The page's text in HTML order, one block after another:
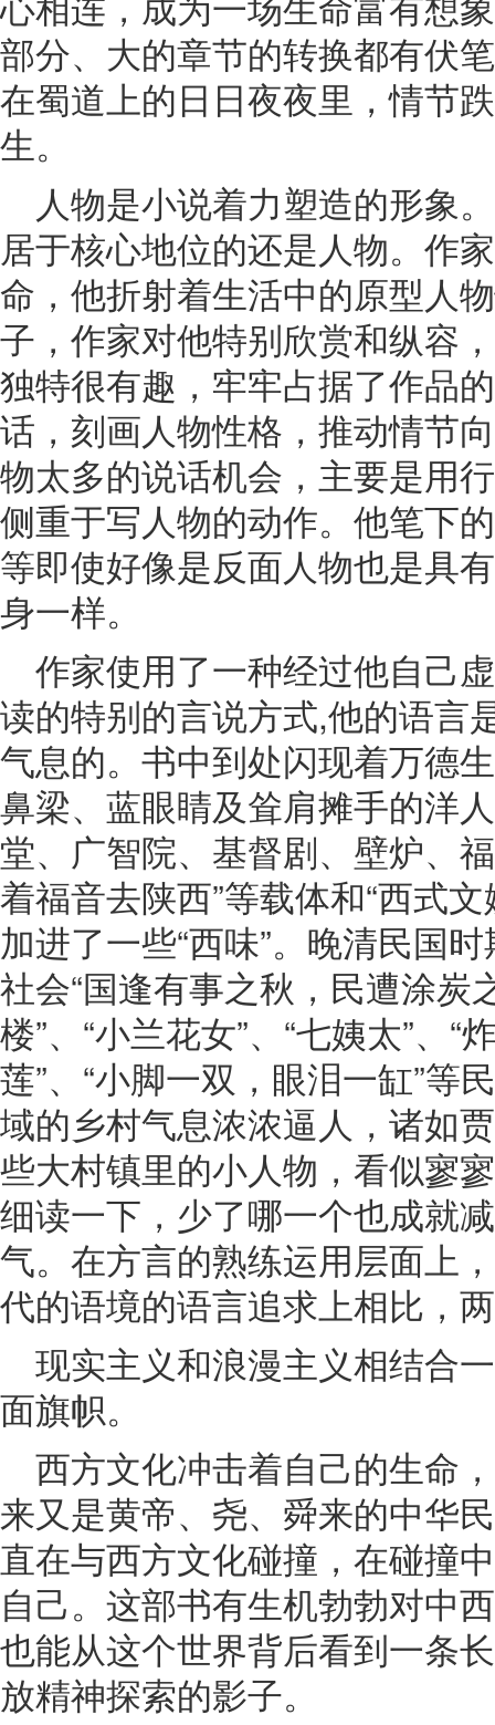
部分、大的章节的转换都有伏
在蜀道上的日日夜夜里，情节
生。
人物是小说着力塑造的形象
居于核心地位的还是人物。作
命，他折射着生活中的原型人
子，作家对他特别欣赏和纵容
独特很有趣，牢牢占据了作品
话，刻画人物性格，推动情节
物太多的说话机会，主要是用
侧重于写人物的动作。他笔下
等即使好像是反面人物也是具
身一样。
作家使用了一种经过他自己
读的特别的言说方式,他的语言
气息的。书中到处闪现着万德
鼻梁、蓝眼睛及耸肩摊手的洋
堂、广智院、基督剧、壁炉、
着福音去陕西”等载体和“西式
加进了一些“西味”。晚清民国
社会“国逢有事之秋，民遭涂炭
楼”、“小兰花女”、“七姨太”、“
莲”、“小脚一双，眼泪一缸”等
域的乡村气息浓浓逼人，诸如
些大村镇里的小人物，看似寥
细读一下，少了哪一个也成就
气。在方言的熟练运用层面上
代的语境的语言追求上相比，
现实主义和浪漫主义相结合
面旗帜。
西方文化冲击着自己的生命
来又是黄帝、尧、舜来的中华
直在与西方文化碰撞，在碰撞
自己。这部书有生机勃勃对中
也能从这个世界背后看到一条
放精神探索的影子。